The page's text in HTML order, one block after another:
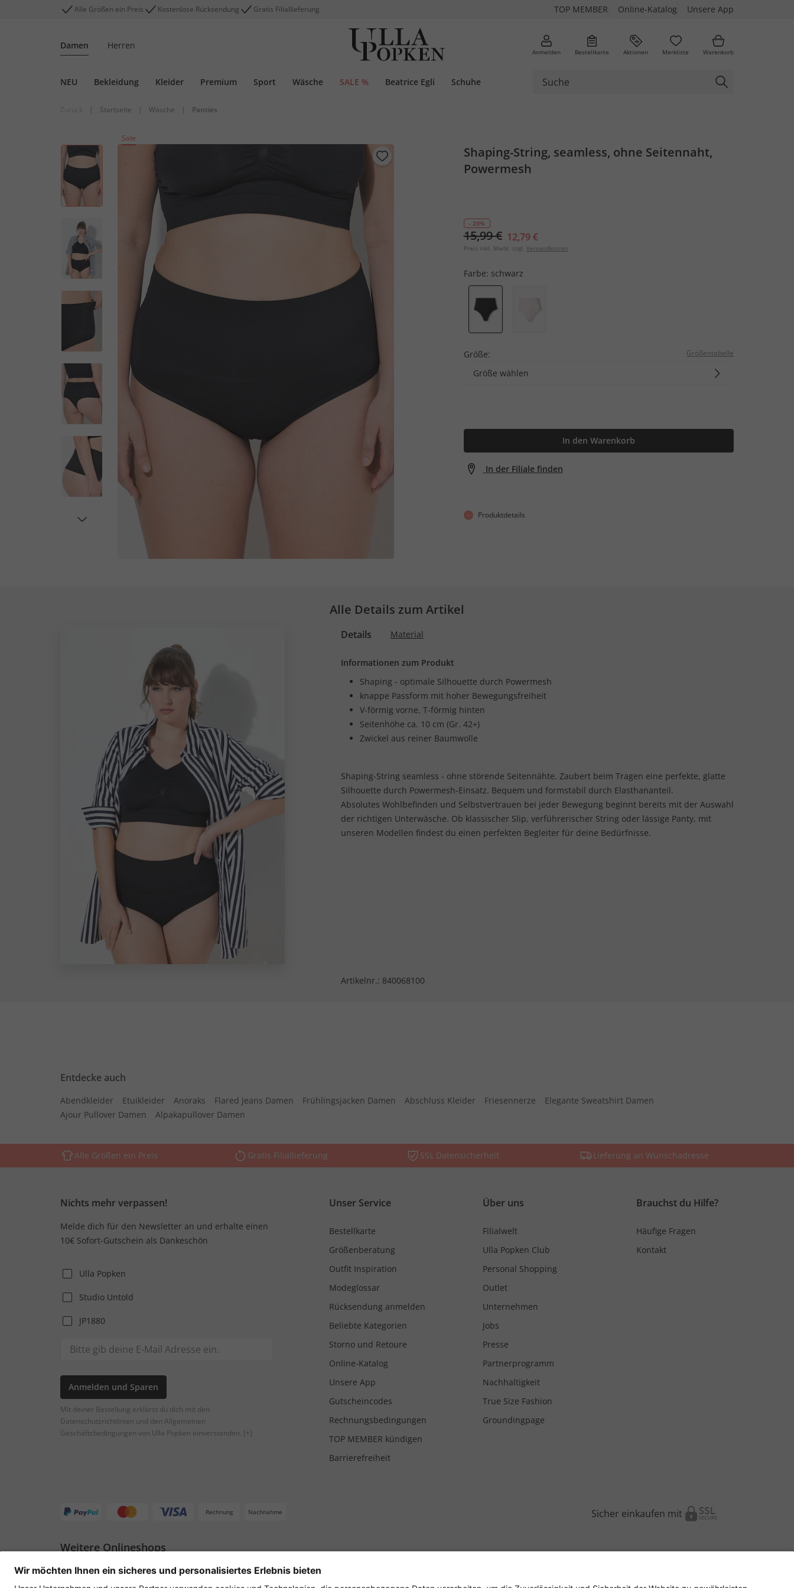
Alle Größen ein Preis Kostenlose Rücksendung Gratis Filiallieferung TOP MEMBER Online-Katalog Unsere App
Damen Herren
Anmelden Bestellkarte Aktionen Merkliste Warenkorb
NEU Bekleidung Kleider Premium Sport Wäsche SALE % Beatrice Egli Schuhe
| Startseite | Wäsche | Panties
Sale
Shaping-String, seamless, ohne Seitennaht,
Powermesh
- 20%
15,99 € 12,79 €
Preis inkl. MwSt. zzgl. Versandkosten
Farbe: schwarz
Größe: Größentabelle
Größe wählen
In den Warenkorb
In der Filiale finden
Produktdetails
Alle Details zum Artikel
Details Material
Informationen zum Produkt
Shaping - optimale Silhouette durch Powermesh
knappe Passform mit hoher Bewegungsfreiheit
V-förmig vorne, T-förmig hinten
Seitenhöhe ca. 10 cm (Gr. 42+)
Zwickel aus reiner Baumwolle
Shaping-String seamless - ohne störende Seitennähte. Zaubert beim Tragen eine perfekte, glatte
Silhouette durch Powermesh-Einsatz. Bequem und formstabil durch Elasthananteil.
Absolutes Wohlbefinden und Selbstvertrauen bei jeder Bewegung beginnt bereits mit der Auswahl
der richtigen Unterwäsche. Ob klassischer Slip, verführerischer String oder lässige Panty, mit
unseren Modellen findest du einen perfekten Begleiter für deine Bedürfnisse.
Artikelnr.: 840068100
Entdecke auch
Abendkleider Etuikleider Anoraks Flared Jeans Damen Frühlingsjacken Damen Abschluss Kleider Friesennerze
Elegante Sweatshirt Damen
Ajour Pullover Damen
Alpakapullover Damen
Alle Größen ein Preis Gratis Filiallieferung SSL Datensicherheit Lieferung an Wunschadresse
Nichts mehr verpassen!
Melde dich für den Newsletter an und erhalte einen
10€ Sofort-Gutschein als Dankeschön
Ulla Popken
Studio Untold
JP1880
Anmelden und Sparen
Mit deiner Bestellung erklärst du dich mit den
Datenschutzrichtlinien und den Allgemeinen
Geschäftsbedingungen von Ulla Popken einverstanden. [+]
Unser Service
Bestellkarte
Größenberatung
Outfit Inspiration
Modeglossar
Rücksendung anmelden
Beliebte Kategorien
Storno und Retoure
Online-Katalog
Unsere App
Gutscheincodes
Rechnungsbedingungen
TOP MEMBER kündigen
Barrierefreiheit
Über uns
Filialwelt
Ulla Popken Club
Personal Shopping
Outlet
Unternehmen
Jobs
Presse
Partnerprogramm
Nachhaltigkeit
True Size Fashion
Groundingpage
Brauchst du Hilfe?
Häufige Fragen
Kontakt
Rechnung Nachnahme Sicher einkaufen mit
Weitere Onlineshops
Deutschland